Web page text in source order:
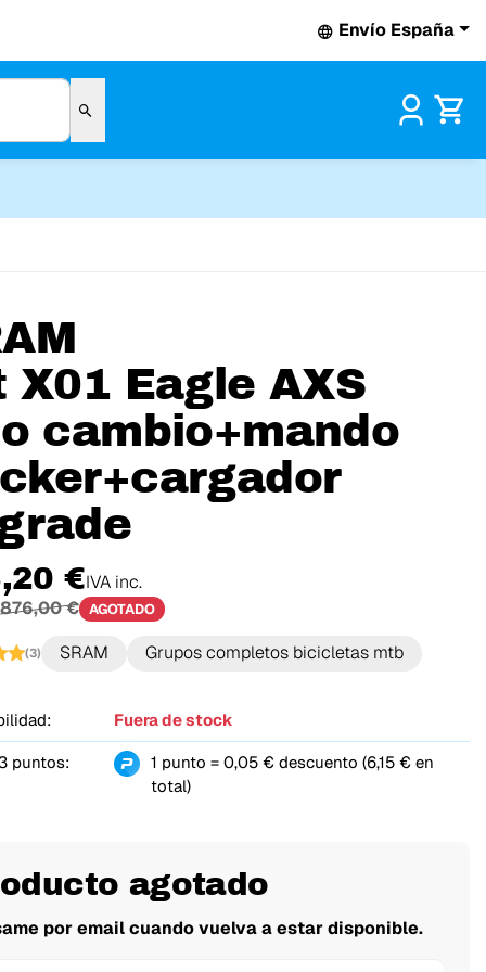
Envío España
X01 Eagle AXS
cambio+mando
€IVA inc.
876,00 € AGOTADO
(3) SRAM Grupos completos bicicletas mtb
Fuera de stock
puntos:
1 punto = 0,05 € descuento (6,15 € en
total)
agotado
por email cuando vuelva a estar disponible.